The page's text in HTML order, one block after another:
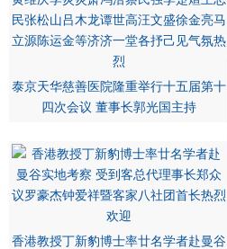
泰京天华慈善医院隆重举行十五届第十
四次会议 董事长郭光国主持
香港教授丁新豹博士率廿名学者赴曼谷